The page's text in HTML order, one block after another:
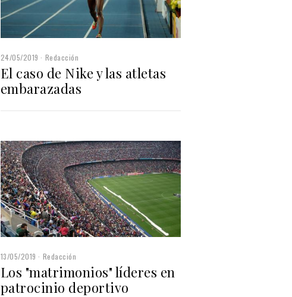
24/05/2019 Redacción
El caso de Nike y las atletas
embarazadas
13/05/2019 Redacción
Los "matrimonios" líderes en
patrocinio deportivo